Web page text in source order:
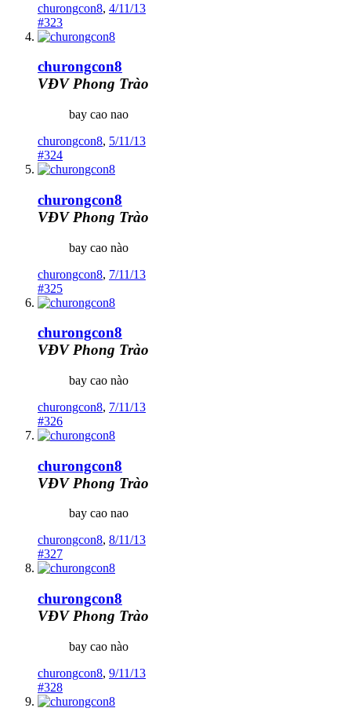
churongcon8, 4/11/13
#323
churongcon8
VĐV Phong Trào
bay cao nao
churongcon8, 5/11/13
#324
churongcon8
VĐV Phong Trào
bay cao nào
churongcon8, 7/11/13
#325
churongcon8
VĐV Phong Trào
bay cao nào
churongcon8, 7/11/13
#326
churongcon8
VĐV Phong Trào
bay cao nao
churongcon8, 8/11/13
#327
churongcon8
VĐV Phong Trào
bay cao nào
churongcon8, 9/11/13
#328